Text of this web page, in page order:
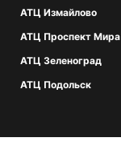
АТЦ Измайлово
АТЦ Проспект Мира
АТЦ Зеленоград
АТЦ Подольск